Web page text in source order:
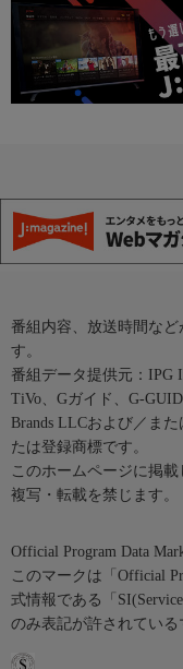
番組内容、放送時間な
す。
番組データ提供元：IPG
TiVo、Gガイド、G-
Brands LLCおよび／ま
たは登録商標です。
このホームページに掲
複写・転載を禁じます。
Official Program Data
このマークは「Official
式情報である「
のみ表記が許されている